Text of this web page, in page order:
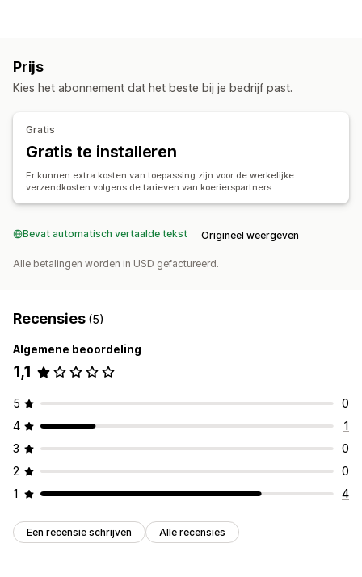
Prijs
Kies het abonnement dat het beste bij je bedrijf past.
Gratis
Gratis te installeren
Er kunnen extra kosten van toepassing zijn voor de werkelijke
verzendkosten volgens de tarieven van koerierspartners.
Bevat automatisch vertaalde tekst Origineel weergeven
Alle betalingen worden in USD gefactureerd.
Recensies (5)
Algemene beoordeling
1,1
5
0
4
1
3
0
2
0
1
4
Een recensie schrijven Alle recensies